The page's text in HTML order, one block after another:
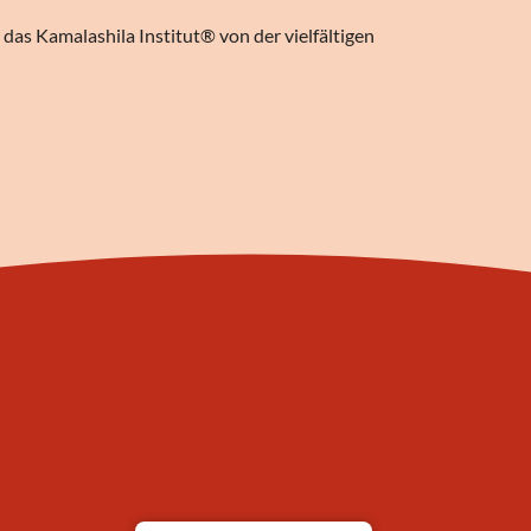
Kamalashila Institut® von der vielfältigen